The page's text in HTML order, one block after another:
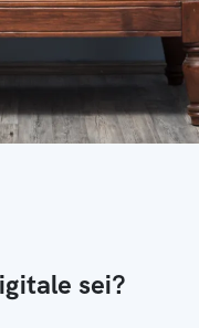
sei?